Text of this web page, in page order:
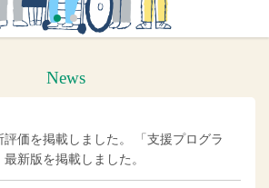
News
価を掲載しました。 「支援プログラ
新版を掲載しました。